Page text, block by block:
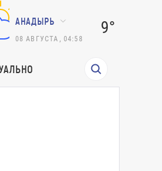
АНАДЫРЬ
08 АВГУСТА 04:58
9°